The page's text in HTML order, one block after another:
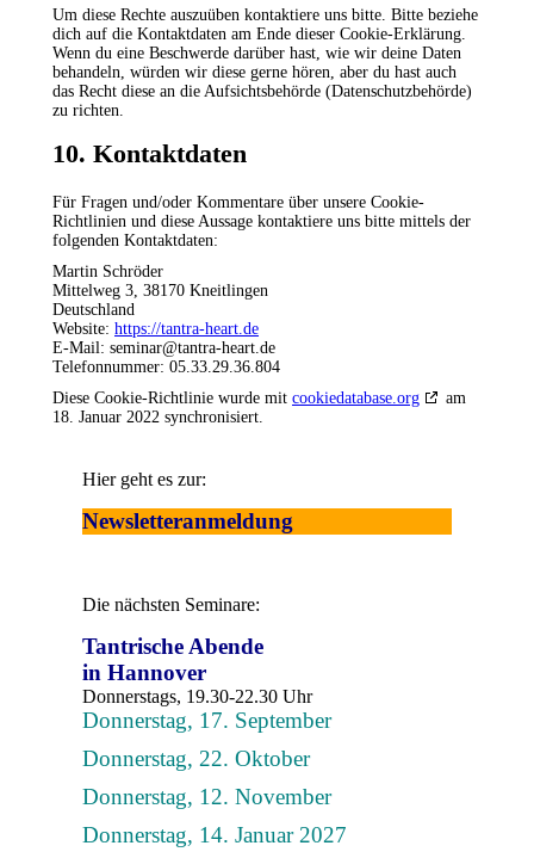
Um diese Rechte auszuüben kontaktiere uns bitte. Bitte beziehe
dich auf die Kontaktdaten am Ende dieser Cookie-Erklärung.
Wenn du eine Beschwerde darüber hast, wie wir deine Daten
behandeln, würden wir diese gerne hören, aber du hast auch
das Recht diese an die Aufsichtsbehörde (Datenschutzbehörde)
zu richten.
10. Kontaktdaten
Für Fragen und/oder Kommentare über unsere Cookie-
Richtlinien und diese Aussage kontaktiere uns bitte mittels der
folgenden Kontaktdaten:
Martin Schröder
Mittelweg 3, 38170 Kneitlingen
Deutschland
Website: https://tantra-heart.de
E-Mail: seminar@tantra-heart.de
Telefonnummer: 05.33.29.36.804
Diese Cookie-Richtlinie wurde mit cookiedatabase.org
am
18. Januar 2022 synchronisiert.
Hier geht es zur:
Newsletteranmeldung
Die nächsten Seminare:
Tantrische Abende
in Hannover
Donnerstags, 19.30-22.30 Uhr
Donnerstag, 17. September
Donnerstag, 22. Oktober
Donnerstag, 12. November
Donnerstag, 14. Januar 2027